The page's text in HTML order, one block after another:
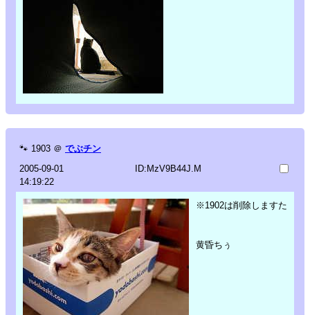
🐾 1903 ＠ でぶチン
2005-09-01
14:19:22
ID:MzV9B44J.M
※1902は削除しますた
黄昏ちぅ